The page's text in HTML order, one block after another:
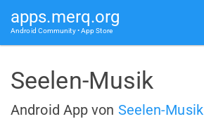
apps.merq.org
Android Community • App Store
Seelen-Musik
Android App von Seelen-Musik